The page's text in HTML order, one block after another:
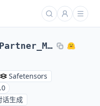
Writing_Partner_Mistral_7B-AWQ
Safetensors
话生成